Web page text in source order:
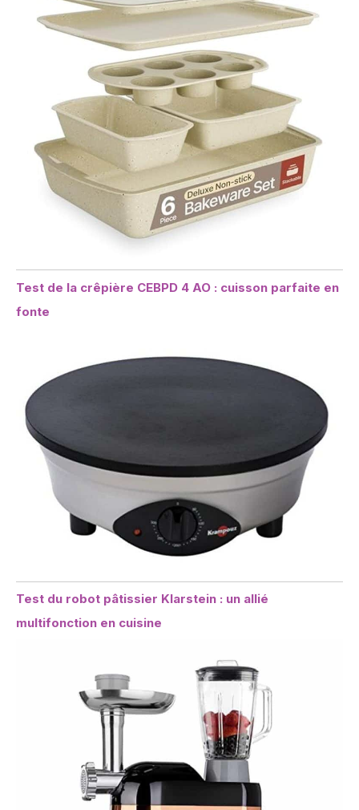
Test de la crêpière CEBPD 4 AO : cuisson parfaite en
fonte
Test du robot pâtissier Klarstein : un allié
multifonction en cuisine